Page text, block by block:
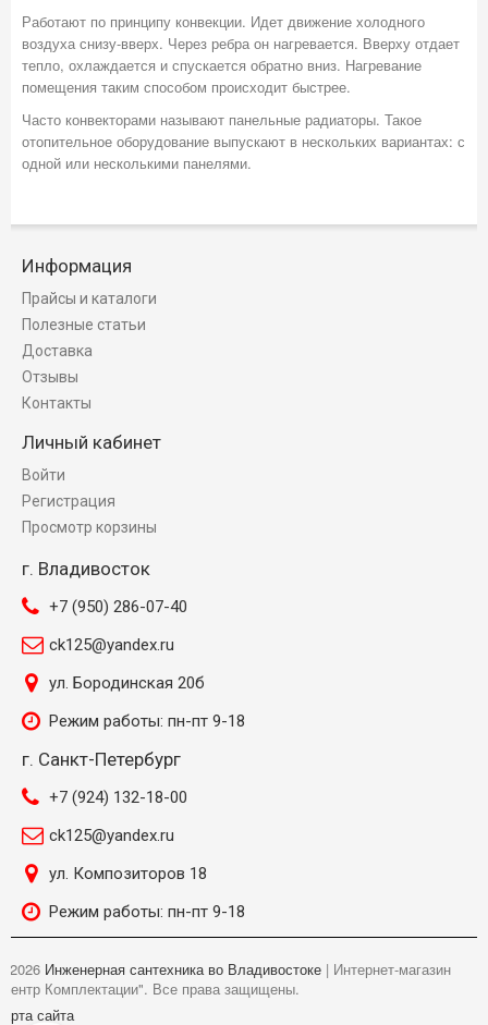
Работают по принципу конвекции. Идет движение холодного
воздуха снизу-вверх. Через ребра он нагревается. Вверху отдает
тепло, охлаждается и спускается обратно вниз. Нагревание
помещения таким способом происходит быстрее.
Часто конвекторами называют панельные радиаторы. Такое
отопительное оборудование выпускают в нескольких вариантах: с
одной или несколькими панелями.
Информация
Прайсы и каталоги
Полезные статьи
Доставка
Отзывы
Контакты
Личный кабинет
Войти
Регистрация
Просмотр корзины
г. Владивосток
+7 (950) 286-07-40
ck125@yandex.ru
ул. Бородинская 20б
Режим работы: пн-пт 9-18
г. Санкт-Петербург
+7 (924) 132-18-00
ck125@yandex.ru
ул. Композиторов 18
Режим работы: пн-пт 9-18
2026 Инженерная сантехника во Владивостоке| Интернет-магазин
Комплектации". Все права защищены.
сайта